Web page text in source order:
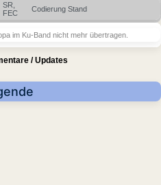
SR,
FEC
Codierung Stand
im Ku-Band nicht mehr übertragen.
/ Updates